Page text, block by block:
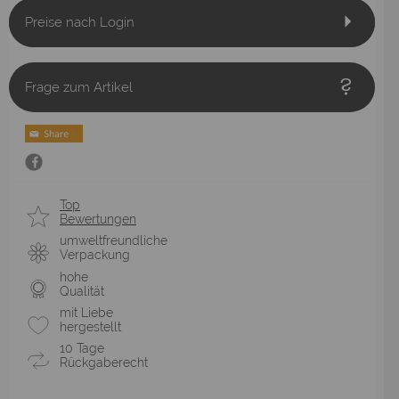
Preise nach Login
Frage zum Artikel
Top
Bewertungen
umweltfreundliche
Verpackung
hohe
Qualität
mit Liebe
hergestellt
10 Tage
Rückgaberecht